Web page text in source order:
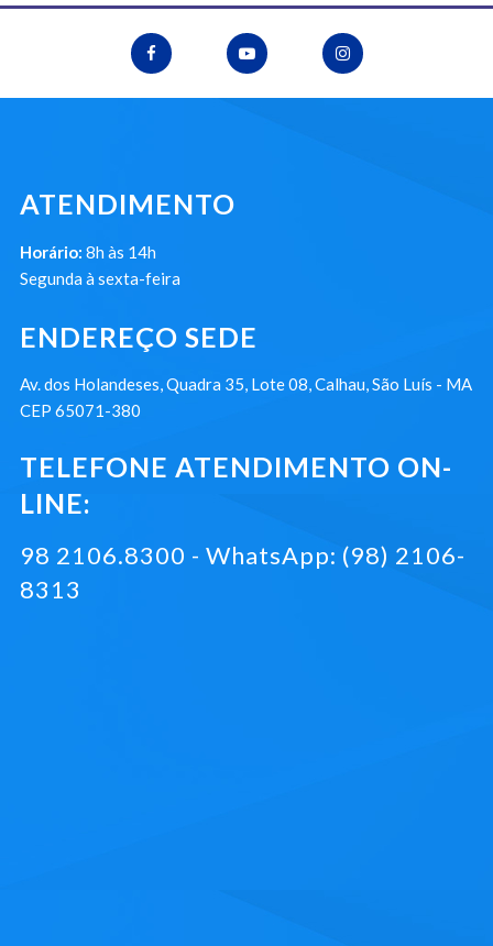
ATENDIMENTO
Horário: 8h às 14h
Segunda à sexta-feira
ENDEREÇO SEDE
Av. dos Holandeses, Quadra 35, Lote 08, Calhau, São Luís - MA
CEP 65071-380
TELEFONE ATENDIMENTO ON-
LINE:
98 2106.8300 - WhatsApp: (98) 2106-
8313